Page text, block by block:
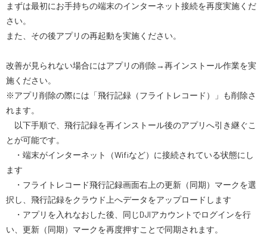
SEKIDO
コーポレートサイト
SEKIDO 会社概要
まずは最初にお手持ちの端末のインターネット接続を再度実施くだ
さい。
また、その後アプリの再起動を実施ください。
改善が見られない場合にはアプリの削除→再インストール作業を実
施ください。
※アプリ削除の際には「飛行記録（フライトレコード）」も削除さ
れます。
以下手順で、飛行記録を再インストール後のアプリへ引き継ぐこ
とが可能です。
・端末がインターネット（Wifiなど）に接続されている状態にし
ます
・フライトレコード飛行記録画面右上の更新（同期）マークを選
択し、飛行記録をクラウド上へデータをアップロードします
・アプリを入れなおした後、同じDJIアカウントでログインを行
い、更新（同期）マークを再度押すことで同期されます。